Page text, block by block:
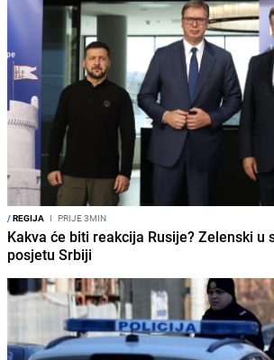
/REGIJA I PRIJE 3MIN
Kakva će biti reakcija Rusije? Zelenski u
posjetu Srbiji